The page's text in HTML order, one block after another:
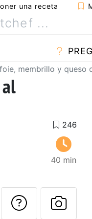
una receta
membrillo y queso
40 min
esta receta
esta